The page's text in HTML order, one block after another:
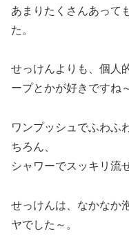
あまりたくさんあって
た。
せっけんよりも、個人
ープとかが好きですね
ワンプッシュでふわふ
ちろん、
シャワーでスッキリ流
せっけんは、なかなか
ヤでした～。